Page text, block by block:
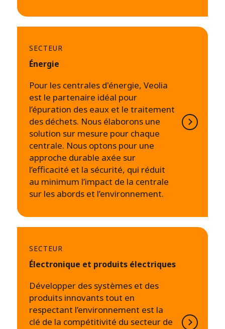
SECTEUR
Énergie
Pour les centrales d'énergie, Veolia
est le partenaire idéal pour
l’épuration des eaux et le traitement
des déchets. Nous élaborons une
solution sur mesure pour chaque
centrale. Nous optons pour une
approche durable axée sur
l’efficacité et la sécurité, qui réduit
au minimum l’impact de la centrale
sur les abords et l’environnement.
SECTEUR
Électronique et produits électriques
Développer des systèmes et des
produits innovants tout en
respectant l’environnement est la
clé de la compétitivité du secteur de